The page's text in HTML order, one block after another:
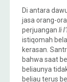
Di antara
jasa orang-
perjuangan li
istiqomah
kerasan.
bahwa saat
beliaunya
beliau terus